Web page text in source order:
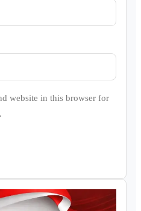
website in this browser for